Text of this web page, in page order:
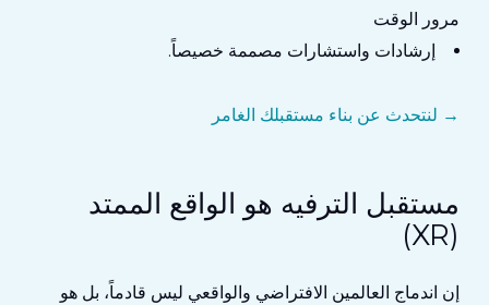
مرور الوقت
إرشادات واستشارات مصممة خصيصاً.
→ لنتحدث عن بناء مستقبلك الغامر
مستقبل الترفيه هو الواقع الممتد
(XR)
إن اندماج العالمين الافتراضي والواقعي ليس قادماً، بل هو